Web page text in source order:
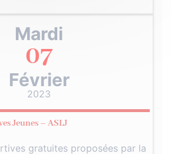
Mardi
07
Février
2023
Jeunes – ASLJ
gratuites proposées par la